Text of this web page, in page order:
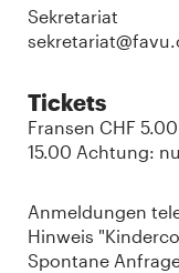
Sekretariat
Tickets
Fransen CHF
15.00 Achtung:
Anmeldungen
Hinweis
Spontane